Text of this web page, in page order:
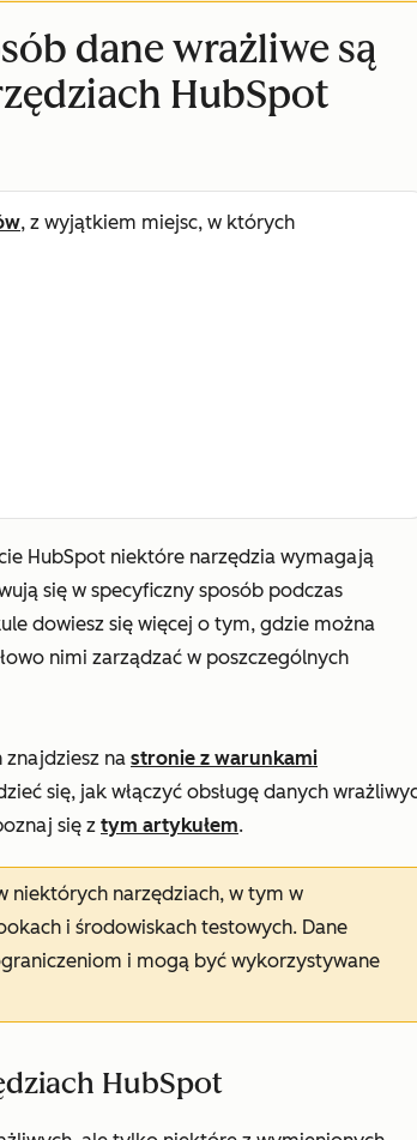
dane wrażliwe są
HubSpot
, z wyjątkiem miejsc, w których
HubSpot niektóre narzędzia wymagają
się w specyficzny sposób podczas
dowiesz się więcej o tym, gdzie można
nimi zarządzać w poszczególnych
na stronie z warunkami
się, jak włączyć obsługę danych
się z tym artykułem.
niektórych narzędziach, w tym w
i środowiskach testowych. Dane
i mogą być wykorzystywane
HubSpot